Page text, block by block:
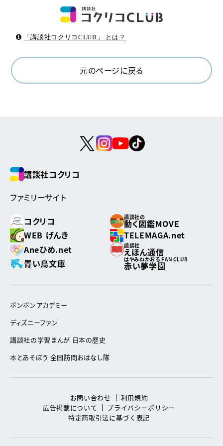
「講談社コクリコCLUB」 とは？
元のページに戻る
講談社コクリコ
ファミリーサイト
コクリコ
講談社の
動く図鑑MOVE
WEB げんき
TELEMAGA.net
Aneひめ.net
講談社
えほん通信
青い鳥文庫
はやみねかおる FAN CLUB
赤い夢学園
ボンボンアカデミー
ディズニーファン
講談社の学習まんが 日本の歴史
本とあそぼう 全国訪問おはなし隊
お問い合わせ
利用規約
広告掲載について
プライバシーポリシー
特定商取引法に基づく表記